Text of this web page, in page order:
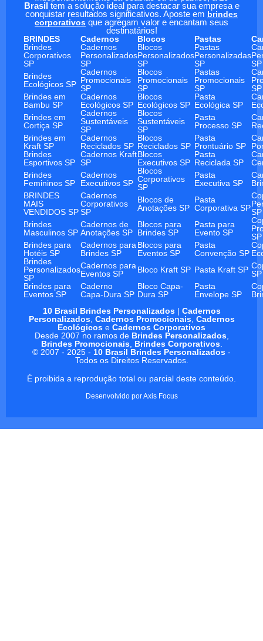
Brasil tem a solução ideal para destacar sua empresa e
conquistar resultados significativos. Aposte em brindes
corporativos que agregam valor e encantam seus
destinatários!
BRINDES
Cadernos Blocos Pastas
Brindes
Corporativos
SP
Cadernos
Personalizados
SP
Blocos
Personalizados
SP
Pastas
Personalizadas
SP
SP
Brindes
Ecológicos SP
Cadernos
Promocionais
SP
Blocos
Promocionais
SP
Pastas
Promocionais
SP
SP
Brindes em
Bambu SP
Cadernos
Ecológicos SP
Blocos
Ecológicos SP
Pasta
Ecológica SP
Brindes em
Cortiça SP
Cadernos
Sustentáveis
SP
Blocos
Sustentáveis
SP
Pasta
Processo SP
Brindes em
Kraft SP
Cadernos
Reciclados SP
Blocos
Reciclados SP
Pasta
Prontuário SP
Brindes
Esportivos SP
Cadernos Kraft
SP
Blocos
Executivos SP
Pasta
Reciclada SP
Brindes
Femininos SP
Cadernos
Executivos SP
Blocos
Corporativos
SP
Pasta
Executiva SP
BRINDES
MAIS
VENDIDOS SP
Cadernos
Corporativos
SP
Blocos de
Anotações SP
Pasta
Corporativa SPSP
Brindes
Masculinos SP
Cadernos de
Anotações SP
Blocos para
Brindes SP
Pasta para
Evento SP
SP
Brindes para
Hotéis SP
Cadernos para
Brindes SP
Blocos para
Eventos SP
Pasta
Convenção SP
Brindes
Personalizados
SP
Cadernos para
Eventos SP
Bloco Kraft SP Pasta Kraft SP SP
Brindes para
Eventos SP
Caderno
Capa-Dura SP
Bloco Capa-
Dura SP
Pasta
Envelope SP
10 Brasil Brindes Personalizados| Cadernos
Personalizados, Cadernos Promocionais, Cadernos
Ecológicos e Cadernos Corporativos
Desde 2007 no ramos de Brindes Personalizados,
Brindes Promocionais, Brindes Corporativos.
© 2007 - 2025 - 10 Brasil Brindes Personalizados -
Todos os Direitos Reservados.
É proibida a reprodução total ou parcial deste conteúdo.
Desenvolvido porAxis Focus